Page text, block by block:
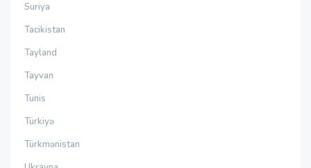
Suriya
Tacikistan
Tayland
Tayvan
Tunis
Türkiyə
Türkmənistan